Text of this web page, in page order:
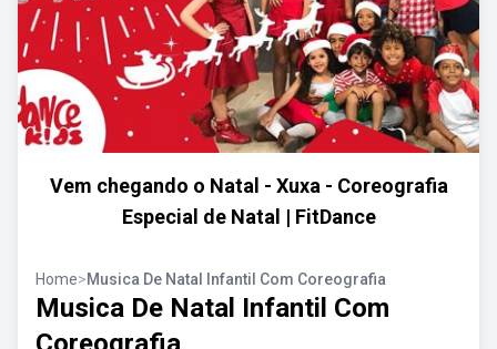
Vem chegando o Natal - Xuxa - Coreografia
Especial de Natal | FitDance
Home>Musica De Natal Infantil Com Coreografia
Musica De Natal Infantil Com